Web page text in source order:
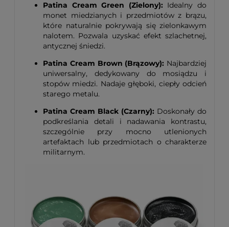
Patina Cream Green (Zielony): Idealny do
monet miedzianych i przedmiotów z brązu,
które naturalnie pokrywają się zielonkawym
nalotem. Pozwala uzyskać efekt szlachetnej,
antycznej śniedzi.
Patina Cream Brown (Brązowy): Najbardziej
uniwersalny, dedykowany do mosiądzu i
stopów miedzi. Nadaje głęboki, ciepły odcień
starego metalu.
Patina Cream Black (Czarny): Doskonały do
podkreślania detali i nadawania kontrastu,
szczególnie przy mocno utlenionych
artefaktach lub przedmiotach o charakterze
militarnym.